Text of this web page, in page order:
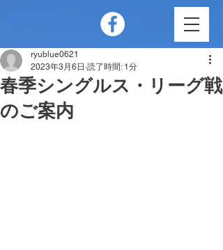
春季シングルス・リーグ戦
のご案内
ryublue0621
2023年3月6日 読了時間: 1分